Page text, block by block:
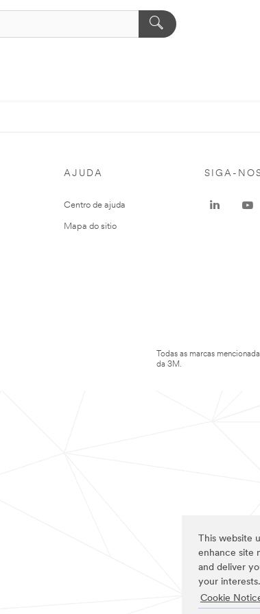
This website
enhance site
and deliver
your interests.
Cookie
AJUDA
Centro de ajuda
Mapa do sitio
SIGA-
Todas as marcas
da 3M.